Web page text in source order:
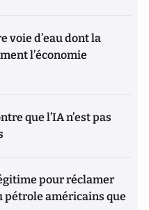
voie d’eau dont la
l’économie
que l’IA n’est pas
pour réclamer
pétrole américains que